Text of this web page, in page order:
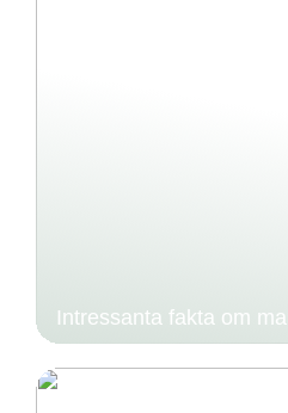
Intressanta fakta om